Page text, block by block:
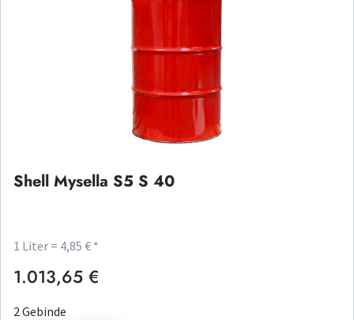
Shell Mysella S5 S 40
1 Liter = 4,85 € *
Regulärer Preis:
1.013,65 €
2 Gebinde